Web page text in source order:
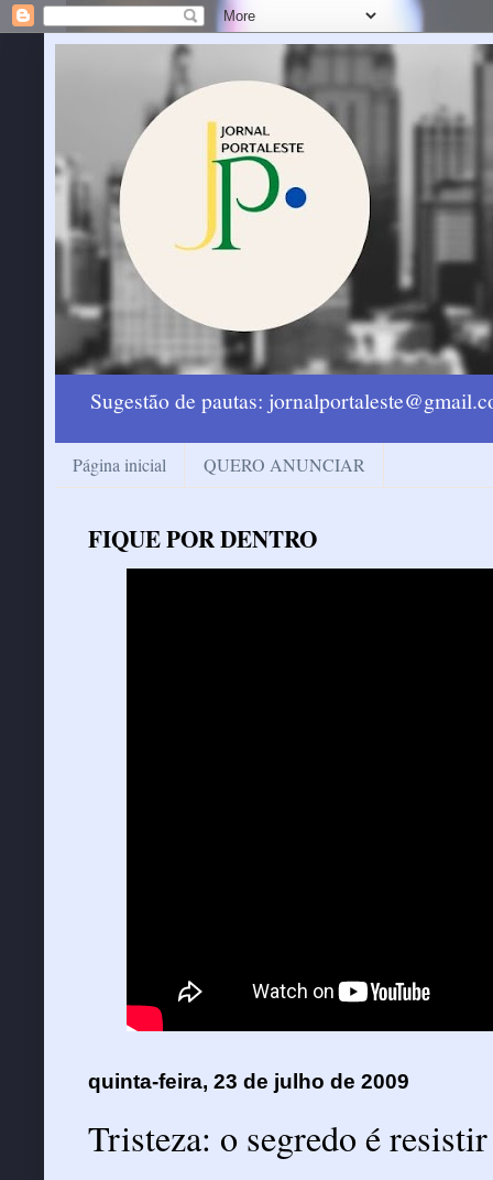
Sugestão de pautas:
Página inicial QUERO ANUNCIAR
FIQUE POR DENTRO
quinta-feira, 23 de julho de 2009
Tristeza: o segredo é resistir